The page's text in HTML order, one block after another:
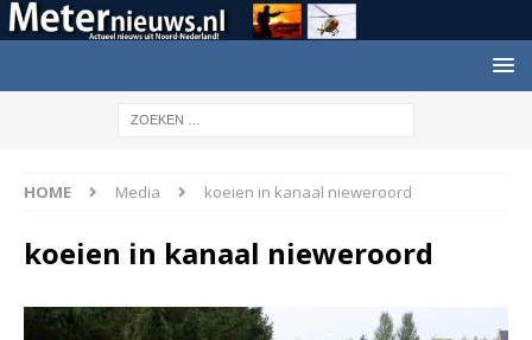
HOME Media koeien in kanaal nieweroord
koeien in kanaal nieweroord